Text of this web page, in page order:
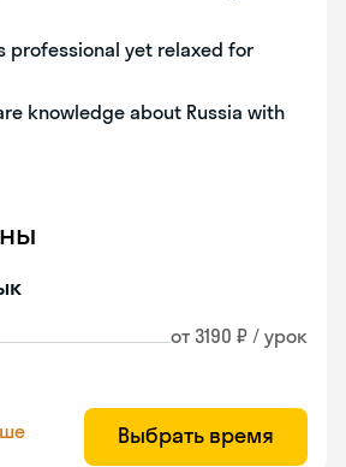
professional yet relaxed for
knowledge about Russia with
от 3190 ₽ / урок
Выбрать время